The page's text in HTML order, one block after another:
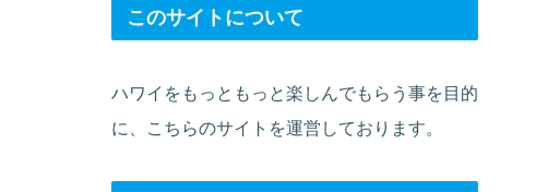
このサイトについて
ハワイをもっともっと楽しんでもらう事を目的
に、こちらのサイトを運営しております。